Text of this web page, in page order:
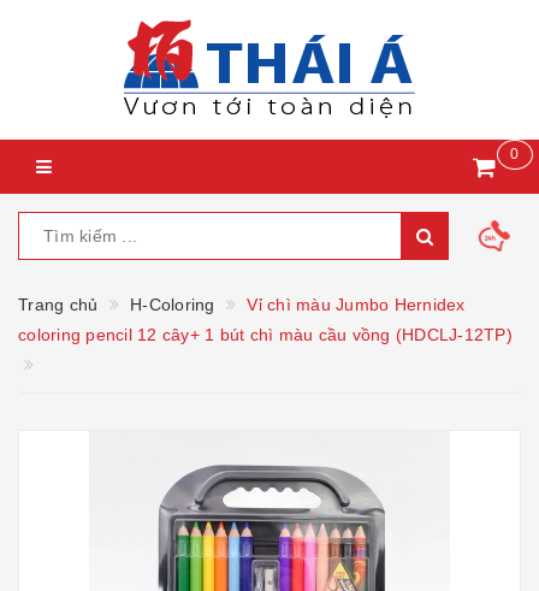
0
Trang chủ H-Coloring
Vỉ chì màu Jumbo Hernidex
coloring pencil 12 cây+ 1 bút chì màu cầu vồng (HDCLJ-12TP)